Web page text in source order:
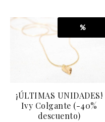
%
¡ÚLTIMAS UNIDADES!
Ivy Colgante (-40%
descuento)